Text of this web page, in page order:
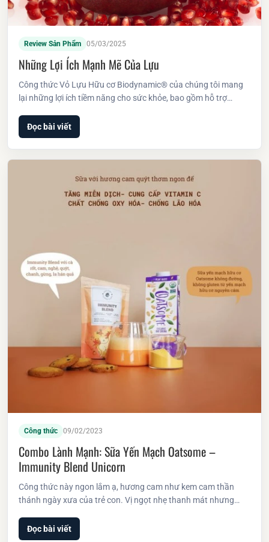
Review Sản Phẩm 05/03/2025
Những Lợi Ích Mạnh Mẽ Của Lựu
Công thức Vỏ Lựu Hữu cơ Biodynamic® của chúng tôi mang
lại những lợi ích tiềm năng cho sức khỏe, bao gồm hỗ trợ…
Đọc bài viết
Công thức 09/02/2023
Combo Lành Mạnh: Sữa Yến Mạch Oatsome –
Immunity Blend Unicorn
Công thức này ngon lắm ạ, hương cam như kem cam thần
thánh ngày xưa của trẻ con. Vị ngọt nhẹ thanh mát nhưng…
Đọc bài viết